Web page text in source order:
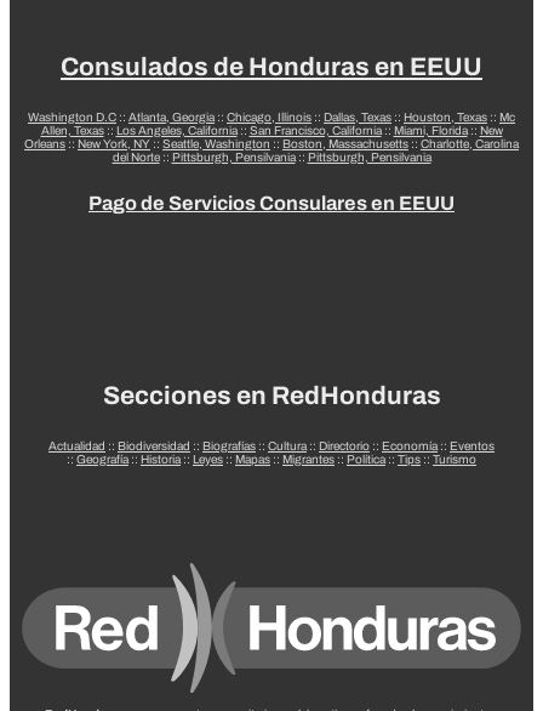
Consulados de Honduras en EEUU
Washington D.C :: Atlanta, Georgia:: Chicago, Illinois :: Dallas, Texas :: Houston, Texas :: Mc
Allen, Texas:: Los Angeles, California:: San Francisco, California:: Miami, Florida:: New
Orleans :: New York, NY :: Seattle, Washington :: Boston, Massachusetts :: Charlotte, Carolina
del Norte:: Pittsburgh, Pensilvania:: Pittsburgh, Pensilvania
Pago de Servicios Consulares en EEUU
Secciones en RedHonduras
Actualidad :: Biodiversidad :: Biografías :: Cultura :: Directorio :: Economía :: Eventos
:: Geografía :: Historia :: Leyes :: Mapas :: Migrantes :: Política :: Tips :: Turismo